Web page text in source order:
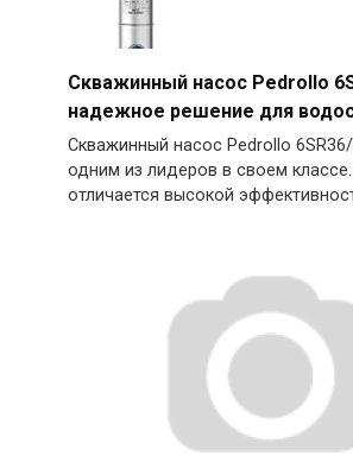
Скважинный насос Pedrollo
надежное решение для
Скважинный насос Pedrollo
одним из лидеров в своем
отличается высокой